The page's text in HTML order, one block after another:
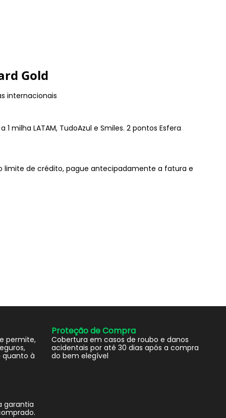
Gold
internacionais
milha LATAM, TudoAzul e Smiles. 2 pontos Esfera
limite de crédito, pague antecipadamente a fatura e
permite,
à
Proteção de Compra
Cobertura em casos de roubo e danos
acidentais por até 30 dias após a compra
do bem elegível
garantia